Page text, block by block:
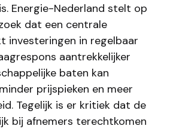
Energie-Nederland stelt op
dat een centrale
investeringen in regelbaar
aantrekkelijker
baten kan
prijspieken en meer
Tegelijk is er kritiek dat de
bij afnemers terechtkomen